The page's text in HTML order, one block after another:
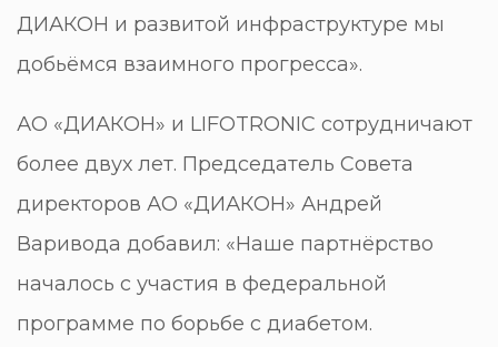
ДИАКОН и развитой инфраструктуре мы
добьёмся взаимного прогресса».
АО «ДИАКОН» и LIFOTRONIC сотрудничают
более двух лет. Председатель Совета
директоров АО «ДИАКОН» Андрей
Варивода добавил: «Наше партнёрство
началось с участия в федеральной
программе по борьбе с диабетом.